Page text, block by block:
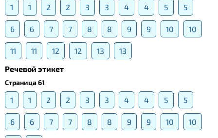
1 1 2 2 3 3 4 4 5 5
6 6 7 7 8 8 9 9 10 10
11 11 12 12 13
13
Речевой этикет
Страница 61
1 1 2 2 3 3 4 4 5 5
6 6 7 7 8 8 9 9 10 10